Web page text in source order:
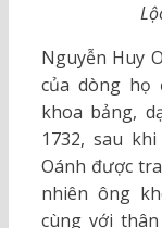
Nguyễn Huy
của dòng họ
khoa bảng,
1732, sau
Oánh được
nhiên ông
cùng với